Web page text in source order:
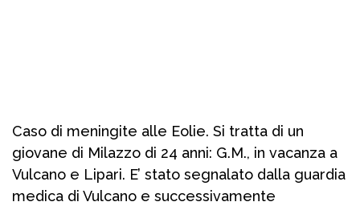
Caso di meningite alle Eolie. Si tratta di un
giovane di Milazzo di 24 anni: G.M., in vacanza a
Vulcano e Lipari. E’ stato segnalato dalla guardia
medica di Vulcano e successivamente